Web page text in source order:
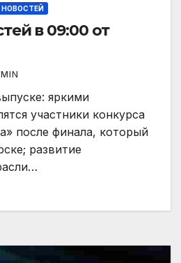
НОВОСТЕЙ
в 09:00 от
яркими
участники конкурса
после финала, который
развитие